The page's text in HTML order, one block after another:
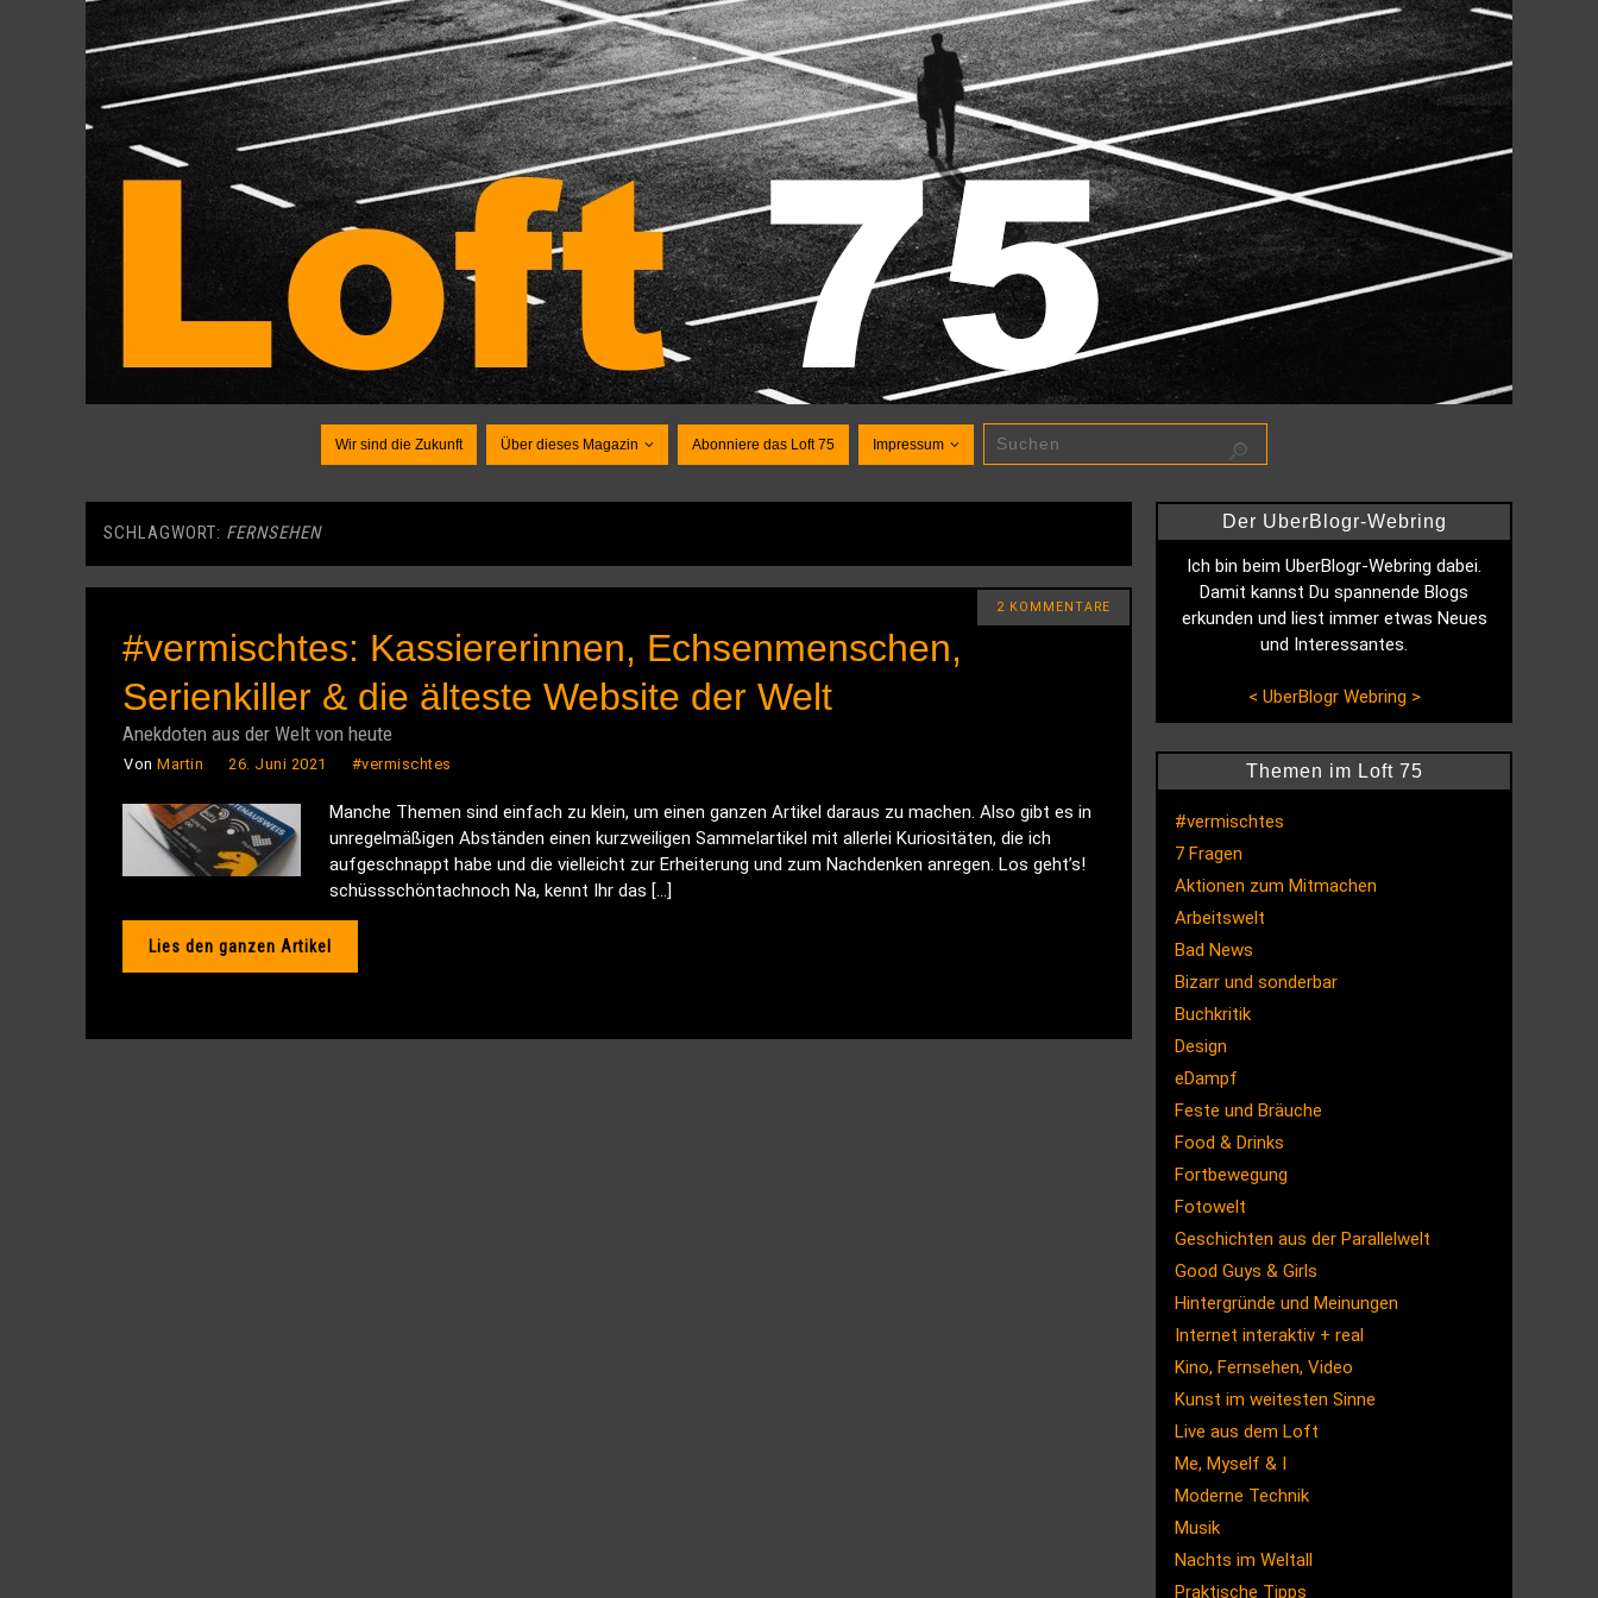
Wir sind die Zukunft Über dieses Magazin Abonniere das Loft 75 Impressum
SCHLAGWORT: FERNSEHEN
2 KOMMENTARE
#vermischtes: Kassiererinnen, Echsenmenschen,
Serienkiller & die älteste Website der Welt
Anekdoten aus der Welt von heute
Von Martin 26. Juni 2021 #vermischtes
Manche Themen sind einfach zu klein, um einen ganzen Artikel daraus zu machen. Also gibt es in
unregelmäßigen Abständen einen kurzweiligen Sammelartikel mit allerlei Kuriositäten, die ich
aufgeschnappt habe und die vielleicht zur Erheiterung und zum Nachdenken anregen. Los geht’s!
schüssschöntachnoch Na, kennt Ihr das […]
Lies den ganzen Artikel
Der UberBlogr-Webring
Ich bin beim UberBlogr-Webring dabei.
Damit kannst Du spannende Blogs
erkunden und liest immer etwas Neues
und Interessantes.
< UberBlogr Webring >
Themen im Loft 75
#vermischtes
7 Fragen
Aktionen zum Mitmachen
Arbeitswelt
Bad News
Bizarr und sonderbar
Buchkritik
Design
eDampf
Feste und Bräuche
Food & Drinks
Fortbewegung
Fotowelt
Geschichten aus der Parallelwelt
Good Guys & Girls
Hintergründe und Meinungen
Internet interaktiv + real
Kino, Fernsehen, Video
Kunst im weitesten Sinne
Live aus dem Loft
Me, Myself & I
Moderne Technik
Musik
Nachts im Weltall
Praktische Tipps